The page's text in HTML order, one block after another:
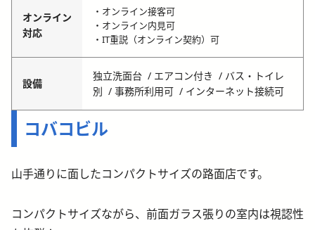
オンライン
対応
・オンライン接客可
・オンライン内見可
・IT重説（オンライン契約）可
設備
独立洗面台 エアコン付き
バス・トイレ
別
事務所利用可 インターネット接続可
コバコビル
山手通りに面したコンパクトサイズの路面店です。
コンパクトサイズながら、前面ガラス張りの室内は視認性